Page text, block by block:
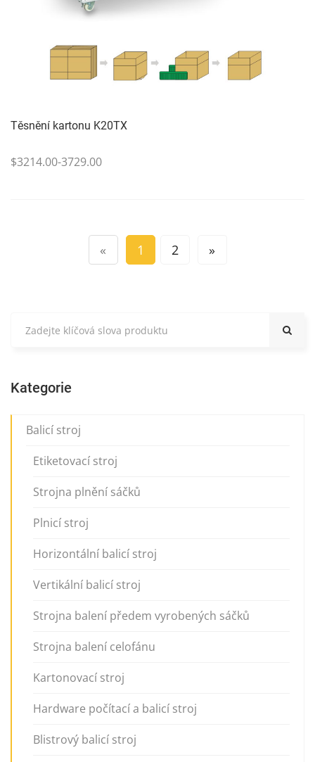
Těsnění kartonu K20TX
$3214.00-3729.00
« 1 2 »
Kategorie
Balicí stroj
Etiketovací stroj
Strojna plnění sáčků
Plnicí stroj
Horizontální balicí stroj
Vertikální balicí stroj
Strojna balení předem vyrobených sáčků
Strojna balení celofánu
Kartonovací stroj
Hardware počítací a balicí stroj
Blistrový balicí stroj